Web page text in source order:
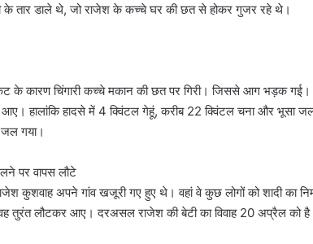
तार डाले थे, जो राजेश के कच्चे घर की छत से होकर गुजर रहे थे।
के कारण चिंगारी कच्चे मकान की छत पर गिरी। जिससे आग भड़क
हालांकि हादसे में 4 क्विंटल गेहूं, करीब 22 क्विंटल चना और भूसा
जल गया।
पर वापस लौटे
कुशवाह अपने गांव खजूरी गए हुए थे। वहां वे कुछ लोगों को शादी का
तुरंत लौटकर आए। दरअसल राजेश की बेटी का विवाह 20 अप्रैल को